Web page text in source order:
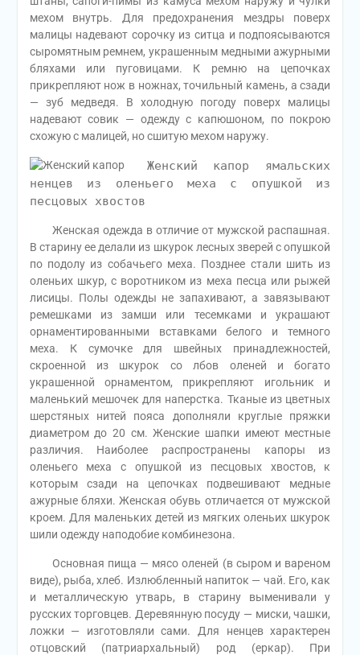
мехом внутрь. Для предохранения мездры поверх
малицы надевают сорочку из ситца и подпоясываются
сыромятным ремнем, украшенным медными ажурными
бляхами или пуговицами. К ремню на цепочках
прикрепляют нож в ножнах, точильный камень, а сзади
— зуб медведя. В холодную погоду поверх малицы
надевают совик — одежду с капюшоном, по покрою
схожую с малицей, но сшитую мехом наружу.
Женский капор ямальских
ненцев из оленьего меха с опушкой из
песцовых хвостов
Женская одежда в отличие от мужской распашная.
В старину ее делали из шкурок лесных зверей с опушкой
по подолу из собачьего меха. Позднее стали шить из
оленьих шкур, с воротником из меха песца или рыжей
лисицы. Полы одежды не запахивают, а завязывают
ремешками из замши или тесемками и украшают
орнаментированными вставками белого и темного
меха. К сумочке для швейных принадлежностей,
скроенной из шкурок со лбов оленей и богато
украшенной орнаментом, прикрепляют игольник и
маленький мешочек для наперстка. Тканые из цветных
шерстяных нитей пояса дополняли круглые пряжки
диаметром до 20 см. Женские шапки имеют местные
различия. Наиболее распространены капоры из
оленьего меха с опушкой из песцовых хвостов, к
которым сзади на цепочках подвешивают медные
ажурные бляхи. Женская обувь отличается от мужской
кроем. Для маленьких детей из мягких оленьих шкурок
шили одежду наподобие комбинезона.
Основная пища — мясо оленей (в сыром и вареном
виде), рыба, хлеб. Излюбленный напиток — чай. Его, как
и металлическую утварь, в старину выменивали у
русских торговцев. Деревянную посуду — миски, чашки,
ложки — изготовляли сами. Для ненцев характерен
отцовский (патриархальный) род (еркар). При